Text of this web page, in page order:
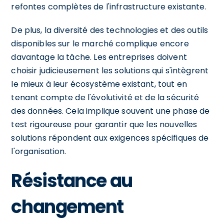
refontes complètes de l'infrastructure existante.
De plus, la diversité des technologies et des outils
disponibles sur le marché complique encore
davantage la tâche. Les entreprises doivent
choisir judicieusement les solutions qui s'intègrent
le mieux à leur écosystème existant, tout en
tenant compte de l'évolutivité et de la sécurité
des données. Cela implique souvent une phase de
test rigoureuse pour garantir que les nouvelles
solutions répondent aux exigences spécifiques de
l'organisation.
Résistance au
changement